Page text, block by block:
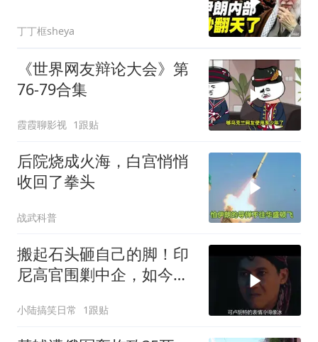
丁丁框sheya
《世界网友辩论大会》第
76-79合集
霞霞聊影视 1跟贴
后院烧成火海，白宫悄悄
收回了拳头
战武科普
搬起石头砸自己的脚！印
尼高官围剿中企，如今烂
小陆搞笑日常 1跟贴